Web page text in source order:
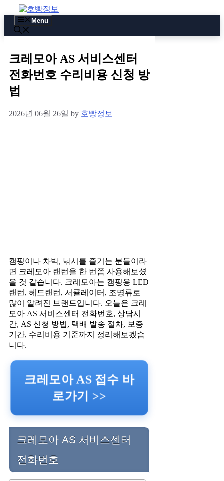
to
content
Menu
크레모아 AS 서비스센터
전화번호 수리비용 신청 방
법
2026년 06월 26일 by 호빵정보
캠핑이나 차박, 낚시를 즐기는 분들이라
면 크레모아 랜턴을 한 번쯤 사용해보셨
을 것 같습니다. 크레모아는 캠핑용 LED
랜턴, 헤드랜턴, 서큘레이터, 조명류로
많이 알려진 브랜드입니다. 오늘은 크레
모아 AS 서비스센터 전화번호, 상담시
간, AS 신청 방법, 택배 발송 절차, 보증
기간, 수리비용 기준까지 정리해보겠습
니다.
크레모아 AS 접수 바
로가기 >>
크레모아 AS 서비스센터
전화번호